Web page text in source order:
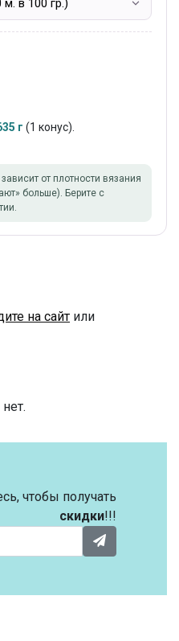
г (1 конус).
от плотности вязания
больше). Берите с
на сайт или
чтобы получать
скидки!!!